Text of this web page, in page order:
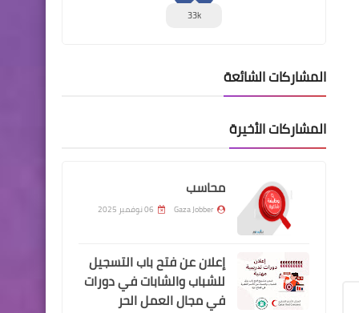
33k
المشاركات الشائعة
المشاركات الأخيرة
محاسب
Gaza Jobber 06 نوفمبر 2025
إعلان عن فتح باب التسجيل
للشباب والشابات في دورات
في مجال العمل الحر